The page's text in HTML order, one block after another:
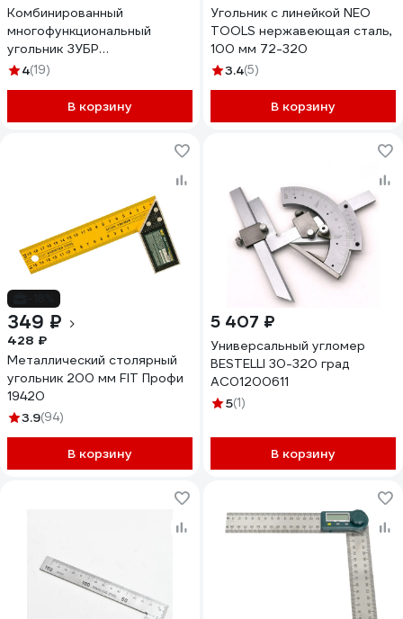
Комбинированный
многофункциональный
угольник ЗУБР
Профессионал 300 мм
4(19)
В корзину
Угольник с линейкой NEO
TOOLS нержавеющая сталь,
100 мм 72-320
3.4(5)
В корзину
349 ₽
428 ₽
Металлический столярный
угольник 200 мм FIT Профи
19420
3.9(94)
В корзину
5 407 ₽
Универсальный угломер
BESTELLI 30-320 град
AC01200611
5(1)
В корзину